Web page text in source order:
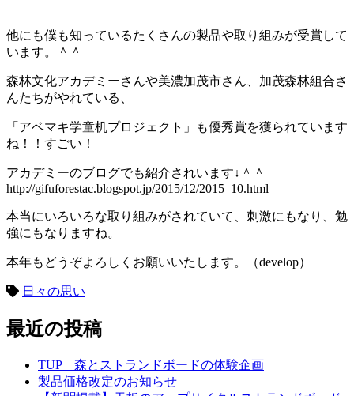
他にも僕も知っているたくさんの製品や取り組みが受賞して
います。＾＾
森林文化アカデミーさんや美濃加茂市さん、加茂森林組合さ
んたちがやれている、
「アベマキ学童机プロジェクト」も優秀賞を獲られています
ね！！すごい！
アカデミーのブログでも紹介されいます↓＾＾
http://gifuforestac.blogspot.jp/2015/12/2015_10.html
本当にいろいろな取り組みがされていて、刺激にもなり、勉
強にもなりますね。
本年もどうぞよろしくお願いいたします。（develop）
日々の思い
最近の投稿
TUP 森とストランドボードの体験企画
製品価格改定のお知らせ